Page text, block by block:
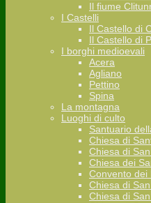
Il fiume
I Castelli
Il Castello di
Il Castello di
I borghi medioevali
Acera
Agliano
Pettino
Spina
La montagna
Luoghi di culto
Santuario
Chiesa di
Chiesa di
Chiesa dei
Convento dei
Chiesa di
Chiesa di